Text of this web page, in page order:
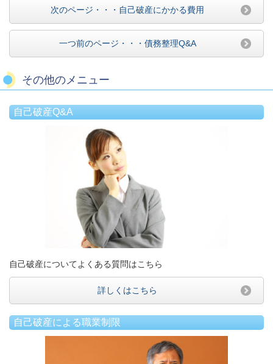
次のページ・・・自己破産にかかる費用
一つ前のページ・・・債務整理Q&A
その他のメニュー
自己破産Q&A
自己破産についてよくある質問はこちら
詳しくはこちら
自己破産による職業制限